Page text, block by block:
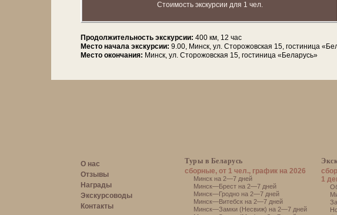
Стоимость экскурсии для 1 чел.
Продолжительность экскурсии: 400 км, 12 час
Место начала экскурсии: 9.00, Минск, ул. Сторожовская 15, гостиница
Место окончания: Минск, ул. Сторожовская 15, гостиница «Беларусь»
О нас
Отзывы
Награды
Экскурсоводы
Контакты
Туры в Беларусь
сборные, от 1 чел., график на 2026
Минск на 2—7 дней
Минск—Брест на 2—7 дней
Минск—Гродно на 2—7 дней
Минск—Витебск на 2—7 дней
Минск—Замки (Несвиж) на 2—7 дней
1